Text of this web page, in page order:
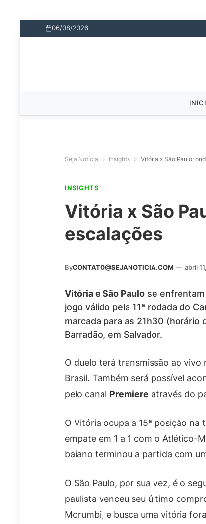
06/08/2026
Seja Notícia » Insights » Vitória x São Paulo:
INSIGHTS
Vitória x São
escalações
ByCONTATO@SEJANOTICIA.COM — abril
Vitória e São Paulo se
jogo válido pela 11ª rodada do
marcada para as 21h30 (horário
Barradão, em Salvador.
O duelo terá transmissão ao
Brasil. Também será possível
pelo canal Premiere através do
O Vitória ocupa a 15ª posição na
empate em 1 a 1 com o Atlético-
baiano terminou a partida com
O São Paulo, por sua vez, é o
paulista venceu seu último
Morumbi, e busca uma vitória